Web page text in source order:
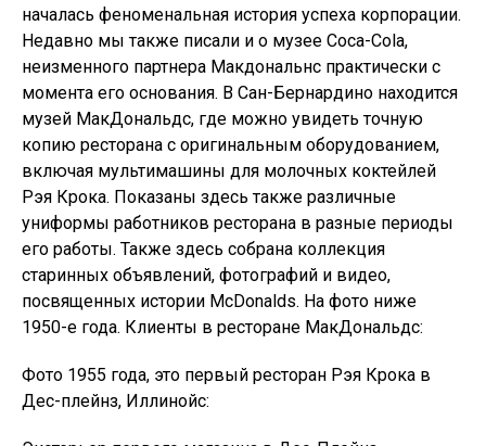
началась феноменальная история успеха корпорации.
Недавно мы также писали и о музее Coca-Cola,
неизменного партнера Макдональнс практически с
момента его основания. В Сан-Бернардино находится
музей МакДональдс, где можно увидеть точную
копию ресторана с оригинальным оборудованием,
включая мультимашины для молочных коктейлей
Рэя Крока. Показаны здесь также различные
униформы работников ресторана в разные периоды
его работы. Также здесь собрана коллекция
старинных объявлений, фотографий и видео,
посвященных истории McDonalds. На фото ниже
1950-е года. Клиенты в ресторане МакДональдс:
Фото 1955 года, это первый ресторан Рэя Крока в
Дес-плейнз, Иллинойс: